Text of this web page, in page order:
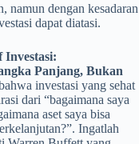
namun dengan kesadaran
dapat diatasi.
Investasi:
Panjang, Bukan
investasi yang sehat
dari “bagaimana saya
aset saya bisa
Ingatlah